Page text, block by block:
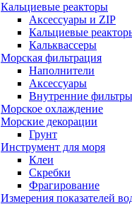
Кальциевые реакторы
Аксессуары и ZIP
Кальциевые
Кальквассеры
Морская фильтрация
Наполнители
Аксессуары
Внутренние фильтры
Морское охлаждение
Морские декорации
Грунт
Инструмент для моря
Клеи
Скребки
Фрагирование
Измерения показателей